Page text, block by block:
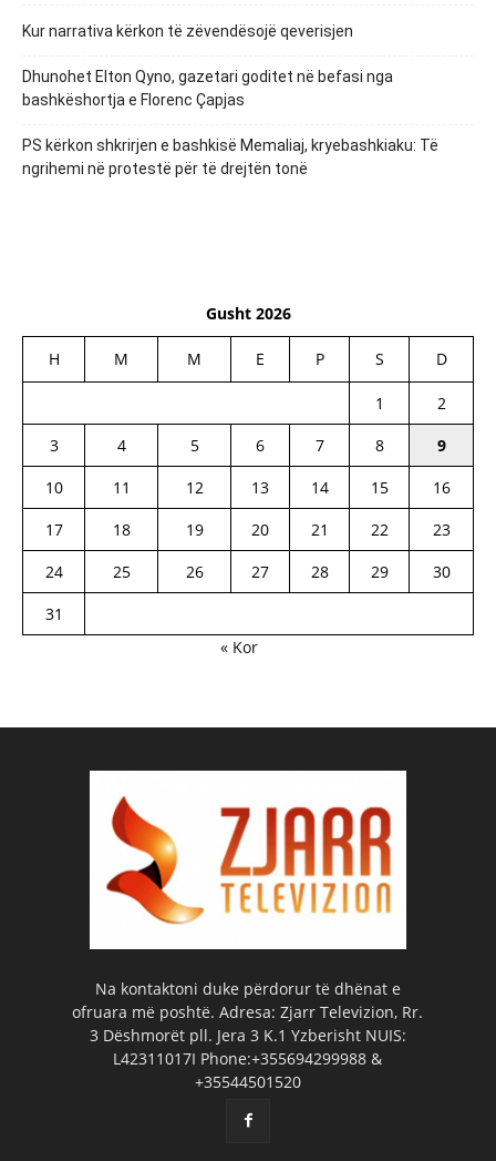
Kur narrativa kërkon të zëvendësojë qeverisjen
Dhunohet Elton Qyno, gazetari goditet në befasi nga
bashkëshortja e Florenc Çapjas
PS kërkon shkrirjen e bashkisë Memaliaj, kryebashkiaku: Të
ngrihemi në protestë për të drejtën tonë
Gusht 2026
H M M E P S D
1
2
3
4 5 6 7 8
9
10
11 12 13 14 15
16
17
18 19 20 21 22
23
24
25 26 27 28 29
30
31
« Kor
Na kontaktoni duke përdorur të dhënat e
ofruara më poshtë. Adresa: Zjarr Televizion, Rr.
3 Dëshmorët pll. Jera 3 K.1 Yzberisht NUIS:
L42311017I Phone:+355694299988 &
+35544501520